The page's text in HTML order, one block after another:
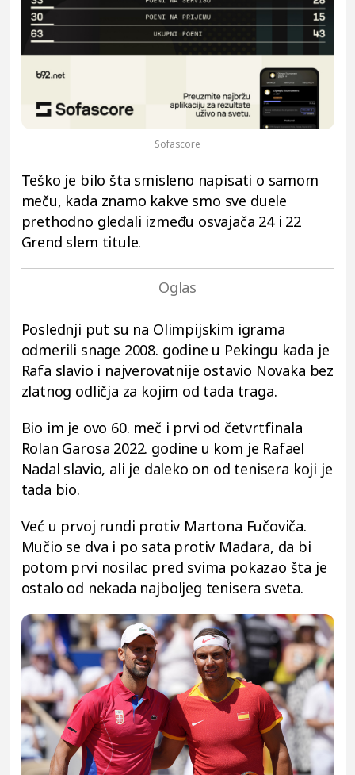
Sofascore
Teško je bilo šta smisleno napisati o samom
meču, kada znamo kakve smo sve duele
prethodno gledali između osvajača 24 i 22
Grend slem titule.
Poslednji put su na Olimpijskim igrama
odmerili snage 2008. godine u Pekingu kada je
Rafa slavio i najverovatnije ostavio Novaka bez
zlatnog odličja za kojim od tada traga.
Bio im je ovo 60. meč i prvi od četvrtfinala
Rolan Garosa 2022. godine u kom je Rafael
Nadal slavio, ali je daleko on od tenisera koji je
tada bio.
Već u prvoj rundi protiv Martona Fučoviča.
Mučio se dva i po sata protiv Mađara, da bi
potom prvi nosilac pred svima pokazao šta je
ostalo od nekada najboljeg tenisera sveta.